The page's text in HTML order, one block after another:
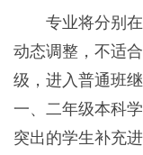
专业将分别
动态调整，不适
级，进入普通班
一、二年级本科
突出的学生补充进